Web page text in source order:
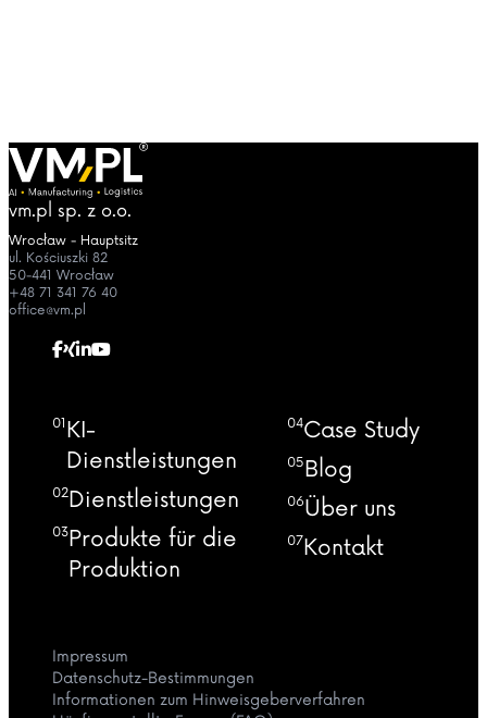
vm.pl sp. z o.o.
Wrocław - Hauptsitz
ul. Kościuszki 82
50-441 Wrocław
+48 71 341 76 40
office@vm.pl
01 KI-
Dienstleistungen
02Dienstleistungen
03Produkte für die
Produktion
04Case Study
05Blog
06Über uns
07Kontakt
Impressum
Datenschutz-Bestimmungen
Informationen zum Hinweisgeberverfahren